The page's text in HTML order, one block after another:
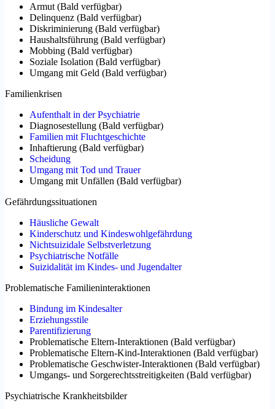
Armut (Bald verfügbar)
Delinquenz (Bald verfügbar)
Diskriminierung (Bald verfügbar)
Haushaltsführung (Bald verfügbar)
Mobbing (Bald verfügbar)
Soziale Isolation (Bald verfügbar)
Umgang mit Geld (Bald verfügbar)
Familienkrisen
Aufenthalt in der Psychiatrie
Diagnosestellung (Bald verfügbar)
Familien mit Fluchtgeschichte
Inhaftierung (Bald verfügbar)
Scheidung
Umgang mit Tod und Trauer
Umgang mit Unfällen (Bald verfügbar)
Gefährdungssituationen
Häusliche Gewalt
Kinderschutz und Kindeswohlgefährdung
Nichtsuizidale Selbstverletzung
Psychiatrische Notfälle
Suizidalität im Kindes- und Jugendalter
Problematische Familieninteraktionen
Bindung im Kindesalter
Erziehungsstile
Parentifizierung
Problematische Eltern-Interaktionen (Bald verfügbar)
Problematische Eltern-Kind-Interaktionen (Bald verfügbar)
Problematische Geschwister-Interaktionen (Bald verfügbar)
Umgangs- und Sorgerechtsstreitigkeiten (Bald verfügbar)
Psychiatrische Krankheitsbilder